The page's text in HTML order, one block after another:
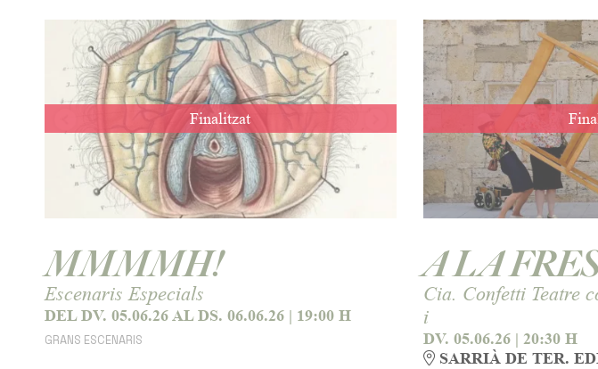
Finalitzat
MMMMH!
Escenaris Especials
DEL DV. 05.06.26 AL DS. 06.06.26 | 19:00 H
GRANS ESCENARIS
A LA
Cia. Confetti Teatre
i
DV. 05.06.26| 20:30 H
SARRIÀ DE TER.